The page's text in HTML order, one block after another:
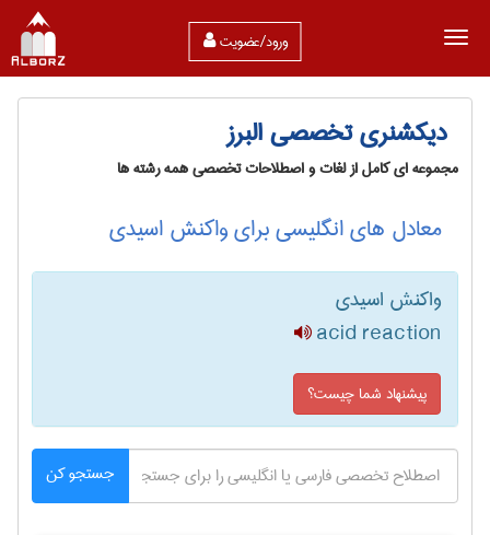
ورود/عضویت
دیکشنری تخصصی البرز
مجموعه ای کامل از لغات و اصطلاحات تخصصی همه رشته ها
معادل های انگلیسی برای واکنش اسیدی
واکنش اسیدی
acid reaction
پیشنهاد شما چیست؟
جستجو کن